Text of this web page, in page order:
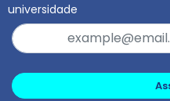
universidade